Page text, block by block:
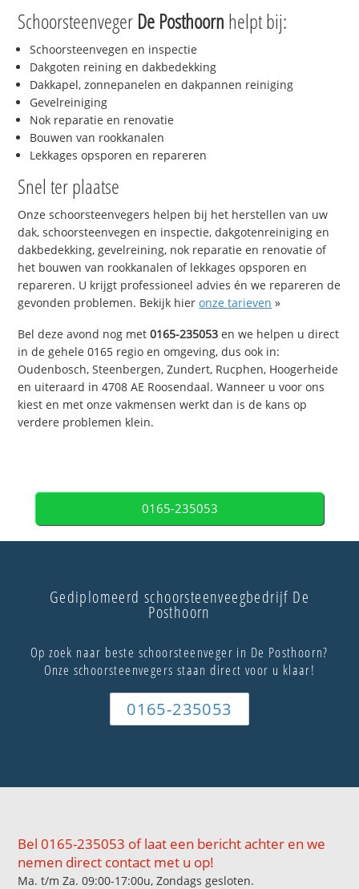
Schoorsteenveger De Posthoorn helpt bij:
Schoorsteenvegen en inspectie
Dakgoten reining en dakbedekking
Dakkapel, zonnepanelen en dakpannen reiniging
Gevelreiniging
Nok reparatie en renovatie
Bouwen van rookkanalen
Lekkages opsporen en repareren
Snel ter plaatse
Onze schoorsteenvegers helpen bij het herstellen van uw
dak, schoorsteenvegen en inspectie, dakgotenreiniging en
dakbedekking, gevelreining, nok reparatie en renovatie of
het bouwen van rookkanalen of lekkages opsporen en
repareren. U krijgt professioneel advies én we repareren de
gevonden problemen. Bekijk hieronze tarieven »
Bel deze avond nog met0165-235053 en we helpen u direct
in de gehele 0165 regio en omgeving, dus ook in:
Oudenbosch, Steenbergen, Zundert, Rucphen, Hoogerheide
en uiteraard in 4708 AE Roosendaal. Wanneer u voor ons
kiest en met onze vakmensen werkt dan is de kans op
verdere problemen klein.
0165-235053
Gediplomeerd schoorsteenveegbedrijf De
Posthoorn
Op zoek naar beste schoorsteenveger in De Posthoorn?
Onze schoorsteenvegers staan direct voor u klaar!
0165-235053
Bel 0165-235053 of laat een bericht achter en we
nemen direct contact met u op!
Ma. t/m Za. 09:00-17:00u, Zondags gesloten.